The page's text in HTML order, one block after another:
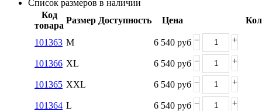
Список размеров в наличии
Код
товара
Размер Доступность Цена
101363 M 6 540 руб − +
101366 XL 6 540 руб − +
101365 XXL 6 540 руб − +
101364 L 6 540 руб − +